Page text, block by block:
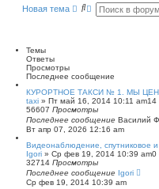
Новая тема
П Р
н
ы
й
п
о
и
к
Темы
Ответы
Просмотры
Последнее сообщение
КУРОРТНОЕ ТАКСИ № 1. МЫ
taxi » Пт май 16, 2014 10:11 am14
56607 Просмотры
Последнее сообщение Василий
Вт апр 07, 2026 12:16 am
Видеонаблюдение, спутниковое
Igori » Ср фев 19, 2014 10:39 am0
32714 Просмотры
Последнее сообщение Igori
Ср фев 19, 2014 10:39 am